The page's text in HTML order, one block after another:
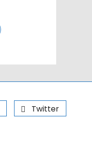
Twitter